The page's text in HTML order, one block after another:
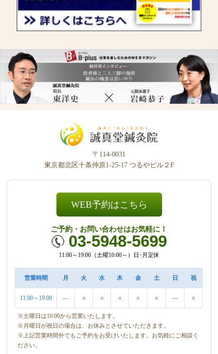
〒114-0031
東京都北区十条仲原1-25-17 つるやビル２F
WEB予約はこちら
ご予約・お問い合わせはお気軽に！
03-5948-5699
11:00～19:00（土曜10:00～）日･月定休
営業時間 月 火 水 木 金 土 日 祝
11:00～19:00 ― ○ ○ ○ ○ ○ ― ○
※土曜日は10:00から営業いたします。
※月曜日が祝日の場合は、お休みとさせていただきます。
※上記営業時間外でもご予約をお受けいたします。お気軽にご相談く
ださい。